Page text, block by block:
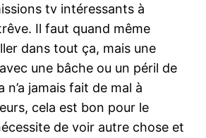
tv intéressants à
Il faut quand même
dans tout ça, mais une
une bâche ou un péril de
jamais fait de mal à
cela est bon pour le
de voir autre chose et